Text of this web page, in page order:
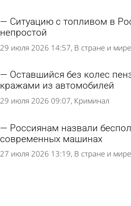
Ситуацию с топливом в
непростой
29 июля 2026 14:57 В стране и мире
Оставшийся без колес
кражами из автомобилей
29 июля 2026 09:07 Криминал
Россиянам назвали
современных машинах
27 июля 2026 13:19 В стране и мире